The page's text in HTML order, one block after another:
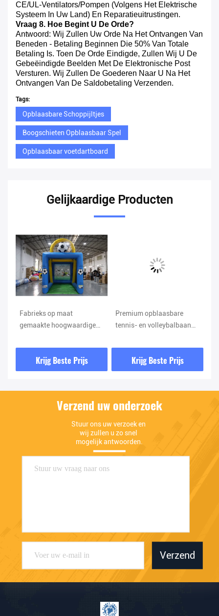
CE/UL-Ventilators/pompen (volgens Het Elektrische
Systeem In Uw Land) En Reparatieuitrustingen.
Vraag 8. Hoe Begint U De Orde?
Antwoord: Wij Zullen Uw Orde Na Het Ontvangen Van
Beneden - Betaling Beginnen Die 50% Van Totale
Betaling Is. Toen De Orde Eindigde, Zullen Wij U De
Gebeëindigde Beelden Met De Elektronische Post
Versturen. Wij Zullen De Goederen Naar U Na Het
Ontvangen Van De Saldobetaling Verzenden.
Tags:
Opblaasbare Schoppijltjes
Boogschieten Opblaasbaar Spel
Opblaasbaar voetdartboard
Gelijkaardige Producten
Fabrieks op maat
gemaakte hoogwaardige
voetbaldoel Gantry
Competitie Game Booth
Eenvoudig op te zetten
Krijg Beste Prijs
Premium opblaasbare
tennis- en volleybalbaan
feestjes
Krijg Beste Prijs
Verzend uw onderzoek
Stuur ons uw verzoek en
wij zullen u zo snel
mogelijk antwoorden.
Verzend